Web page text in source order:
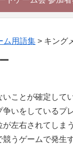
ム用語集 > キング
いことが確定して
争いをしているプ
左右されてしま
うゲームで発生